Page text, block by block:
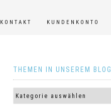
KONTAKT KUNDENKONTO
THEMEN IN UNSEREM BLOG